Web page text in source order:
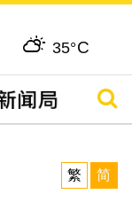
35°C
搜寻
繁
简